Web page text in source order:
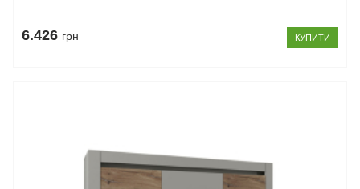
6.426 грн КУПИТИ